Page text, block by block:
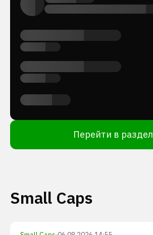
Перейти в раздел
Small Caps